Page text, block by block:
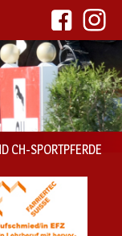
CH-SPORTPFERDE